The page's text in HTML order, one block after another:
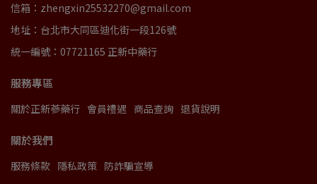
信箱：zhengxin25532270@gmail.com
地址：台北市大同區迪化街一段126號
統一編號：07721165 正新中藥行
服務專區
關於正新蔘藥行 會員禮遇 商品查詢 退貨說明
關於我們
服務條款 隱私政策 防詐騙宣導